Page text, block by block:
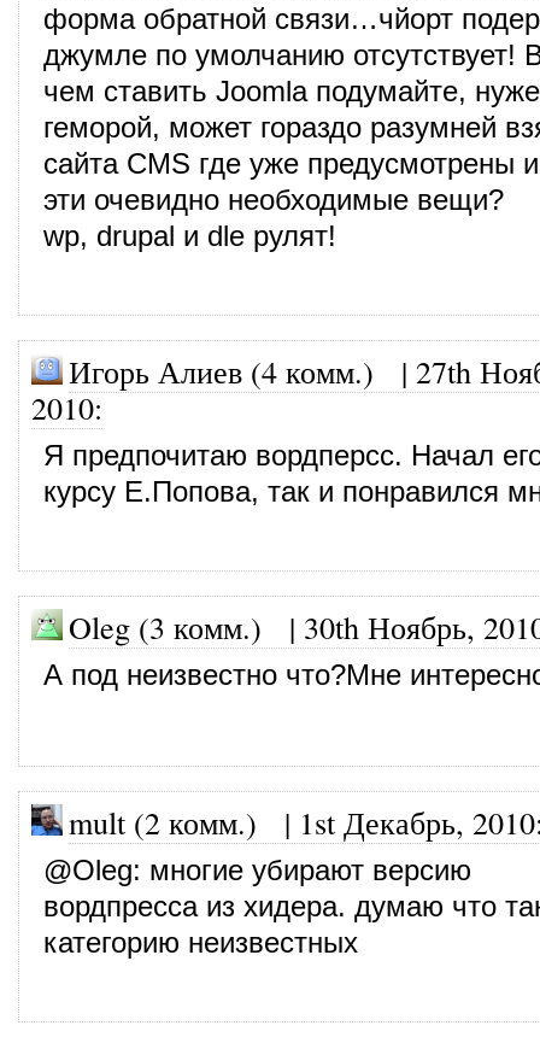
форма обратной связи…чйорт
джумле по умолчанию
чем ставить Joomla подумайте,
геморой, может гораздо разумней
сайта CMS где уже предусмотрены
эти очевидно необходимые вещи?
wp, drupal и dle рулят!
Игорь Алиев (4 комм.) | 27th
2010:
Я предпочитаю вордперсс. Начал
курсу Е.Попова, так и понравился
Oleg (3 комм.) | 30th Ноябрь,
А под неизвестно что?Мне
mult (2 комм.) | 1st Декабрь, 2010
@Oleg: многие убирают версию
вордпресса из хидера. думаю что
категорию неизвестных